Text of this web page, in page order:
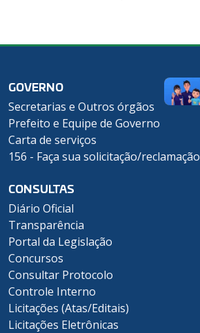
GOVERNO
Secretarias e Outros órgãos
Prefeito e Equipe de Governo
Carta de serviços
156 - Faça sua solicitação/reclamação
CONSULTAS
Diário Oficial
Transparência
Portal da Legislação
Concursos
Consultar Protocolo
Controle Interno
Licitações (Atas/Editais)
Licitações Eletrônicas